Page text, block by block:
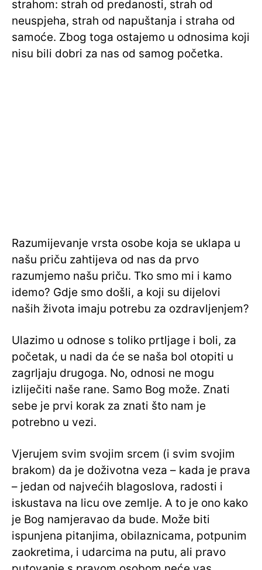
strahom: strah od predanosti, strah od
neuspjeha, strah od napuštanja i straha od
samoće. Zbog toga ostajemo u odnosima koji
nisu bili dobri za nas od samog početka.
Razumijevanje vrsta osobe koja se uklapa u
našu priču zahtijeva od nas da prvo
razumjemo našu priču. Tko smo mi i kamo
idemo? Gdje smo došli, a koji su dijelovi
naših života imaju potrebu za ozdravljenjem?
Ulazimo u odnose s toliko prtljage i boli, za
početak, u nadi da će se naša bol otopiti u
zagrljaju drugoga. No, odnosi ne mogu
izliječiti naše rane. Samo Bog može. Znati
sebe je prvi korak za znati što nam je
potrebno u vezi.
Vjerujem svim svojim srcem (i svim svojim
brakom) da je doživotna veza – kada je prava
– jedan od najvećih blagoslova, radosti i
iskustava na licu ove zemlje. A to je ono kako
je Bog namjeravao da bude. Može biti
ispunjena pitanjima, obilaznicama, potpunim
zaokretima, i udarcima na putu, ali pravo